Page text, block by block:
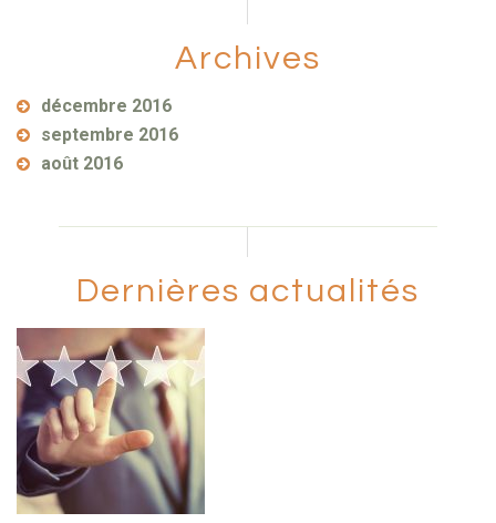
Archives
décembre 2016
septembre 2016
août 2016
Dernières actualités